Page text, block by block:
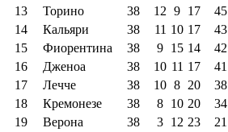
13
Торино 38 12 9 17
45
14
Кальяри 38 11 10 17
43
15
Фиорентина 38 9 15 14
42
16
Дженоа 38 10 11 17
41
17
Лечче 38 10 8 20
38
18
Кремонезе 38 8 10 20
34
19
Верона 38 3 12 23
21